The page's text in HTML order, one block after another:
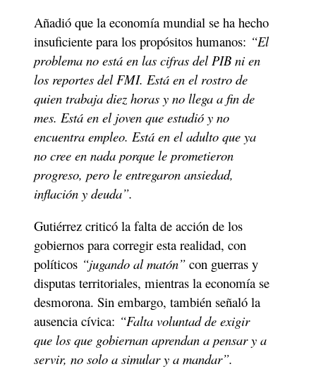
Añadió que la economía mundial se ha hecho
insuficiente para los propósitos humanos: “El
problema no está en las cifras del PIB ni en
los reportes del FMI. Está en el rostro de
quien trabaja diez horas y no llega a fin de
mes. Está en el joven que estudió y no
encuentra empleo. Está en el adulto que ya
no cree en nada porque le prometieron
progreso, pero le entregaron ansiedad,
inflación y deuda”.
Gutiérrez criticó la falta de acción de los
gobiernos para corregir esta realidad, con
políticos “jugando al matón” con guerras y
disputas territoriales, mientras la economía se
desmorona. Sin embargo, también señaló la
ausencia cívica: “Falta voluntad de exigir
que los que gobiernan aprendan a pensar y a
servir, no solo a simular y a mandar”.